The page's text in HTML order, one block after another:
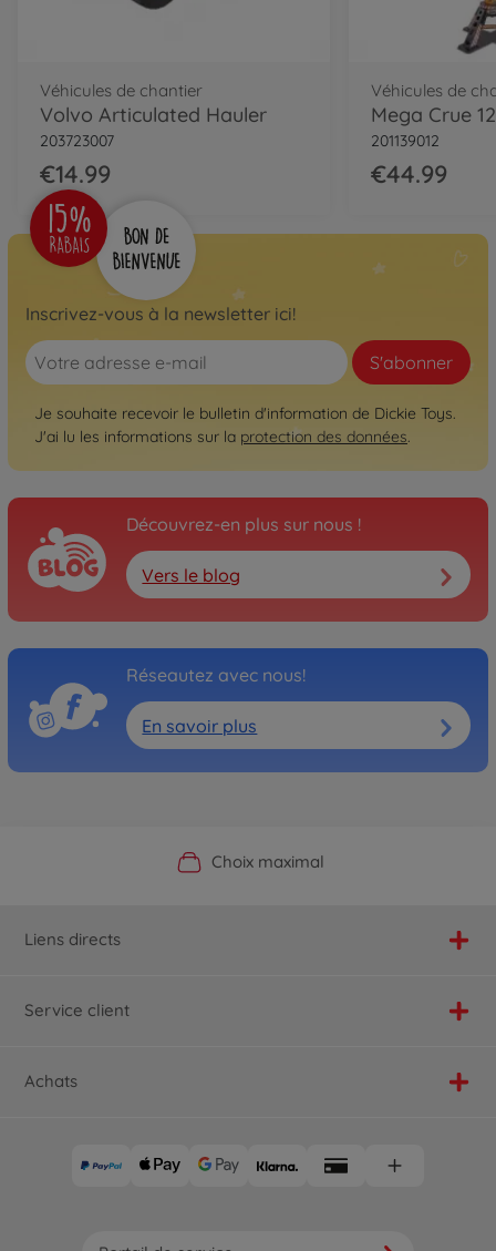
Véhicules de chantier
Volvo Articulated Hauler
203723007
€14.99
Véhicules de
Mega Crue
201139012
€44.99
Inscrivez-vous à la newsletter ici!
S'abonner
Je souhaite recevoir le bulletin d'information de Dickie Toys.
J'ai lu les informations sur la protection des données.
Découvrez-en plus sur nous !
Vers le blog
Réseautez avec nous!
En savoir plus
Boutique officielle du fabricant
Choix maximal
Service personnalisé
Livraison rapide
Liens directs
Service client
Achats